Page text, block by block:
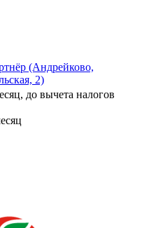
(Андрейково,
2)
до вычета налогов